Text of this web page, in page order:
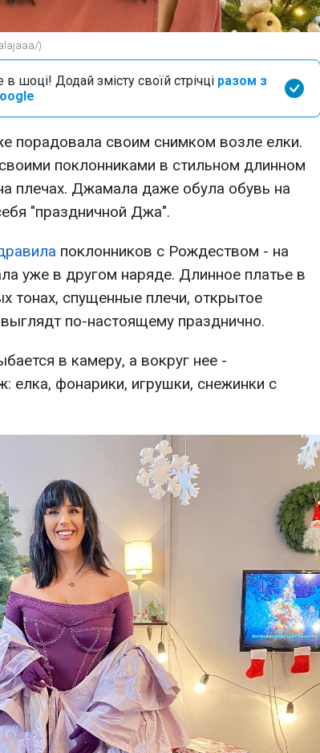
)
в шоці! Додай змісту своїй стрічці разом з
порадовала своим снимком возле елки.
поклонниками в стильном длинном
плечах. Джамала даже обула обувь на
"праздничной Джа".
поклонников с Рождеством - на
уже в другом наряде. Длинное платье в
тонах, спущенные плечи, открытое
по-настоящему празднично.
в камеру, а вокруг нее -
елка, фонарики, игрушки, снежинки с